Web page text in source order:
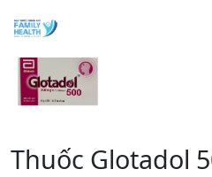
Thuốc Glotadol